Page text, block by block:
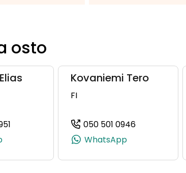
osto
(+358505686951, 0505686951, +358 50 568
Kovaniemi Tero
FI
050 501 0946
WhatsApp